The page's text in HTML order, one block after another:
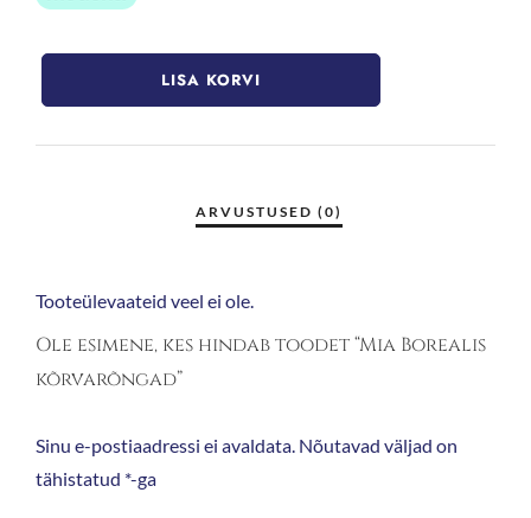
LISA KORVI
Tooteülevaateid veel ei ole.
Ole esimene, kes hindab toodet “Mia Borealis
kõrvarõngad”
Sinu e-postiaadressi ei avaldata. Nõutavad väljad on
tähistatud *-ga